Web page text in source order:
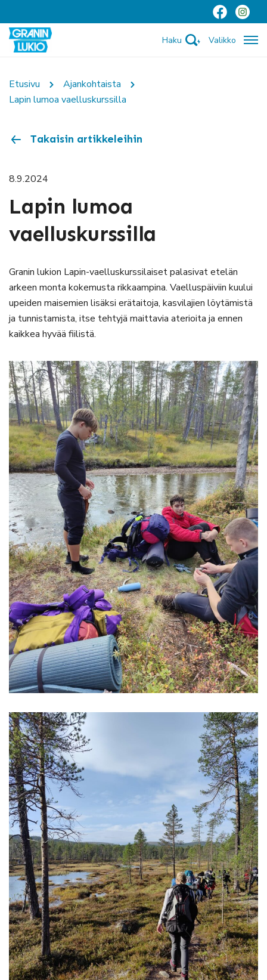
Haku Valikko
Etusivu
Ajankohtaista
Lapin lumoa vaelluskurssilla
Takaisin artikkeleihin
8.9.2024
Lapin lumoa
vaelluskurssilla
Granin lukion Lapin-vaelluskurssilaiset palasivat etelän
arkeen monta kokemusta rikkaampina. Vaelluspäiviin kuului
upeiden maisemien lisäksi erätaitoja, kasvilajien löytämistä
ja tunnistamista, itse tehtyjä maittavia aterioita ja ennen
kaikkea hyvää fiilistä.